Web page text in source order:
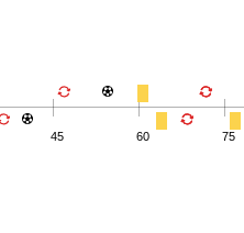
45 60 75